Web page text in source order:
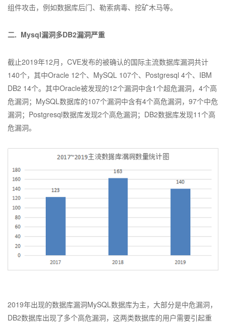
组件攻击，例如数据库后门、勒索病毒、挖矿木马等。
二. Mysql漏洞多DB2漏洞严重
截止2019年12月，CVE发布的被确认的国际主流数据库漏洞共计
140个，其中Oracle 12个、MySQL 107个、Postgresql 4个、IBM
DB2 14个。其中Oracle被发现的12个漏洞中含1个超危漏洞，4个高
危漏洞；MySQL数据库的107个漏洞中含有4个高危漏洞，97个中危
漏洞；Postgresql数据库发现2个高危漏洞；DB2数据库发现11个高
危漏洞。
2019年出现的数据库漏洞MySQL数据库为主，大部分是中危漏洞，
DB2数据库出现了多个高危漏洞，这两类数据库的用户需要引起重